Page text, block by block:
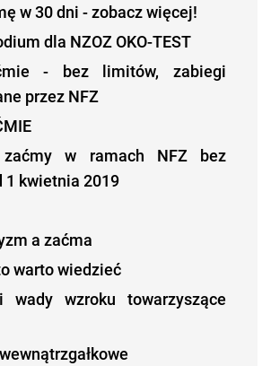
w 30 dni - zobacz więcej!
dla NZOZ OKO-TEST
- bez limitów, zabiegi
przez NFZ
zaćmy w ramach NFZ bez
1 kwietnia 2019
a zaćma
warto wiedzieć
wady wzroku towarzyszące